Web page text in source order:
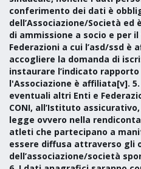
conferimento dei dati è
dell’Associazione/Società
di ammissione a socio e per
Federazioni a cui l’asd/ssd
accogliere la domanda di
instaurare l’indicato
l'Associazione è affiliata[v].
eventuali altri Enti e
CONI, all’Istituto
legge ovvero nella
atleti che partecipano a
essere diffusa attraverso gli
dell’associazione/società